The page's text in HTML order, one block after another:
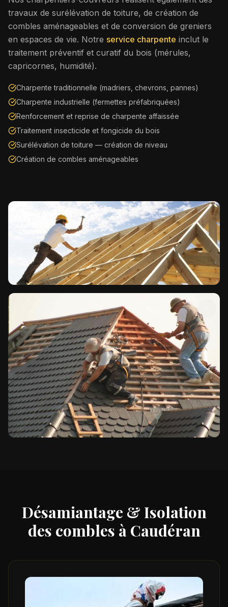
travaux de surélévation de toiture, de création de
combles aménageables et de conversion de greniers
en espaces de vie. Notre service charpente inclut le
traitement préventif et curatif du bois (mérules,
capricornes, humidité).
Charpente traditionnelle (madriers, chevrons, pannes)
Charpente industrielle (fermettes préfabriquées)
Renforcement et reprise de charpente affaissée
Traitement insecticide et fongicide du bois
Surélévation de toiture — création de niveau
Création de combles aménageables
Désamiantage & Isolation
des combles à Caudéran